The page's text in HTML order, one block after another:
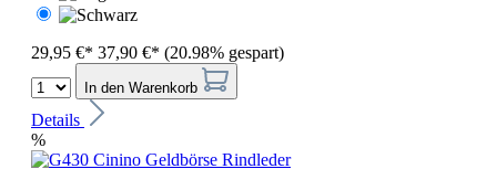
29,95 €* 37,90 €* (20.98% gespart)
In den Warenkorb
Details
%